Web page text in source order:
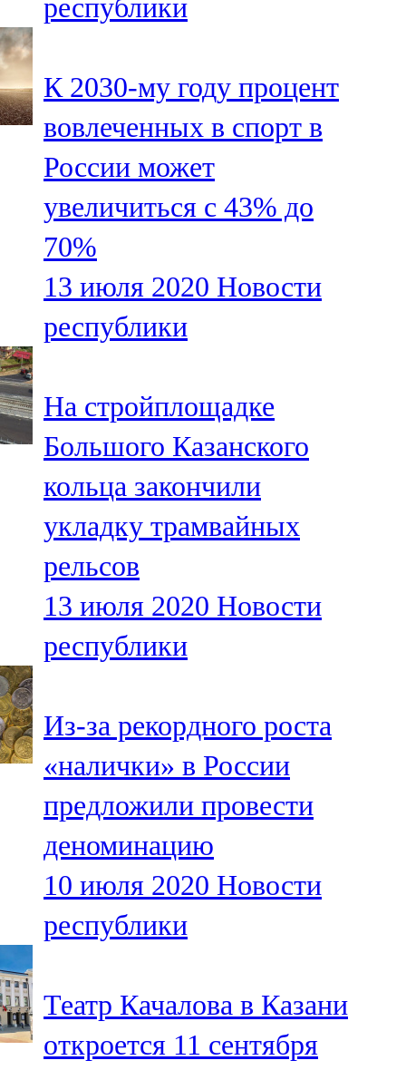
республики
К 2030-му году процент
вовлеченных в спорт в
России может
увеличиться с 43% до
70%
13 июля 2020 Новости
республики
На стройплощадке
Большого Казанского
кольца закончили
укладку трамвайных
рельсов
13 июля 2020 Новости
республики
Из-за рекордного роста
«налички» в России
предложили провести
деноминацию
10 июля 2020 Новости
республики
Театр Качалова в Казани
откроется 11 сентября